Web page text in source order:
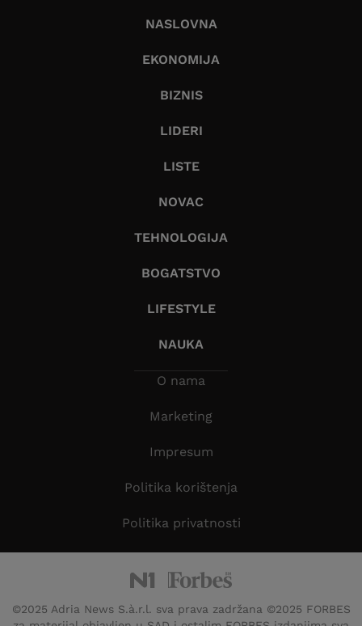
NASLOVNA
EKONOMIJA
BIZNIS
LIDERI
LISTE
NOVAC
TEHNOLOGIJA
BOGATSTVO
LIFESTYLE
NAUKA
O nama
Marketing
Impresum
Politika korištenja
Politika privatnosti
©2025 Adria News S.à.r.l. sva prava zadržana ©2025 FORBES